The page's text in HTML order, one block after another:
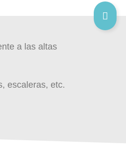
a las altas
escaleras, etc.